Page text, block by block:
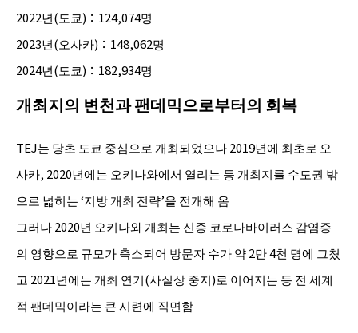
2022년(도쿄)：124,074명
2023년(오사카)：148,062명
2024년(도쿄)：182,934명
개최지의 변천과 팬데믹으로부터의 회복
TEJ는 당초 도쿄 중심으로 개최되었으나 2019년에 최초로 오
사카, 2020년에는 오키나와에서 열리는 등 개최지를 수도권 밖
으로 넓히는 ‘지방 개최 전략’을 전개해 옴
그러나 2020년 오키나와 개최는 신종 코로나바이러스 감염증
의 영향으로 규모가 축소되어 방문자 수가 약 2만 4천 명에 그쳤
고 2021년에는 개최 연기(사실상 중지)로 이어지는 등 전 세계
적 팬데믹이라는 큰 시련에 직면함